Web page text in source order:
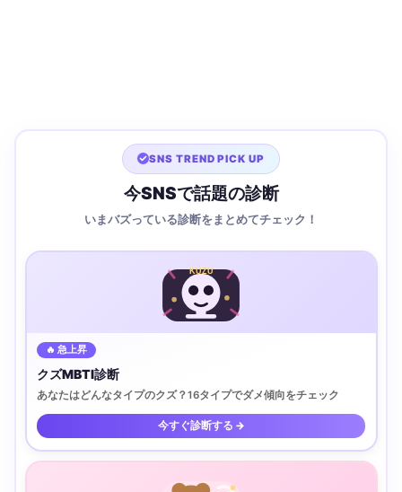
SNS TREND PICK UP
今SNSで話題の診断
いまバズっている診断をまとめてチェック！
KUZU
🔥 急上昇
クズMBTI診断
あなたはどんなタイプのクズ？16タイプでダメ傾向をチェック
今すぐ診断する →